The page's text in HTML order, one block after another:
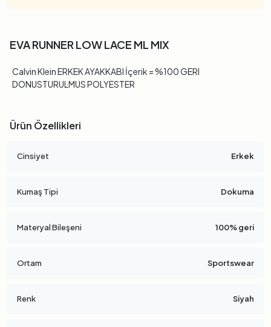
EVA RUNNER LOW LACE ML MIX
Calvin Klein ERKEK AYAKKABI İçerik = %100 GERI
DONUSTURULMUS POLYESTER
Ürün Özellikleri
Cinsiyet Erkek
Kumaş Tipi Dokuma
Materyal Bileşeni 100% geri
Ortam Sportswear
Renk Siyah